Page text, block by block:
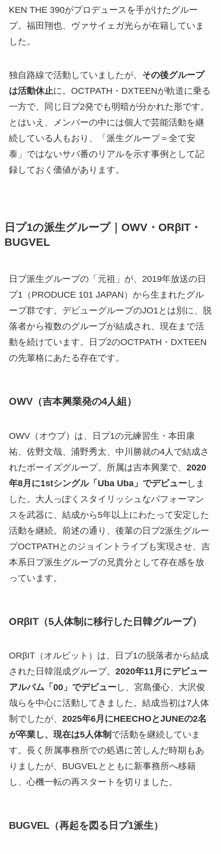
KEN THE 390がプロデュースを手がけたグルー
プ。福田翔也、ヴァサイェガ光らが在籍していま
した。
独自路線で活動していましたが、 その後グループ
は活動休止に。OCTPATH・DXTEENが軌道に乗る
一方で、同じ日プ2発でも明暗が分かれた形です。
とはいえ、メンバーの中には個人で芸能活動を継
続している人もおり、「派生グループ＝全て安
泰」ではないサバ番のリアルを示す事例として記
録しておく価値があります。
日プ1の派生グループ｜OWV・ORβIT・
BUGVEL
日プ派生グループの「元祖」が、2019年放送の日
プ1（PRODUCE 101 JAPAN）から生まれたグル
ープ群です。デビューグループのJO1とは別に、脱
落者から複数のグループが結成され、現在まで活
動を続けています。日プ2のOCTPATH・DXTEEN
の先輩格にあたる存在です。
OWV（吉本興業発の4人組）
OWV（オウブ）は、日プ1の元練習生・本田康
祐、佐野文哉、浦野秀太、中川勝就の4人で結成さ
れたボーイズグループ。所属は吉本興業で、 2020
年8月に1stシングル「Uba Uba」でデビュー しま
した。大人っぽくスタイリッシュなパフォーマン
スを武器に、結成から5年以上にわたって安定した
活動を継続。前述の通り、後輩の日プ2派生グルー
プOCTPATHとのジョイントライブも実現させ、吉
本系日プ派生グループの兄貴分として存在感を放
っています。
ORβIT（5人体制に移行した日韓グループ）
ORβIT（オルビット）は、日プ1の脱落者から結成
された日韓混成グループ。 2020年11月にデビュー
アルバム「00」でデビュー し、宮島優心、大沢俊
哉らを中心に活動してきました。結成当初は7人体
制でしたが、 2025年6月にHEECHOとJUNEの2名
が卒業し、現在は5人体制 で活動を継続していま
す。長く所属事務所での処遇に苦しんだ時期もあ
りましたが、BUGVELとともに新事務所へ移籍
し、心機一転の再スタートを切りました。
BUGVEL（再起を図る日プ1派生）